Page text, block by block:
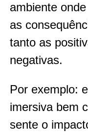
ambiente
as
tanto as
negativas.
Por exemplo:
imersiva bem
sente o